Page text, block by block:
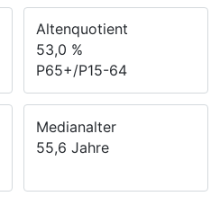
Altenquotient
53,0 %
P65+/P15-64
Medianalter
55,6 Jahre